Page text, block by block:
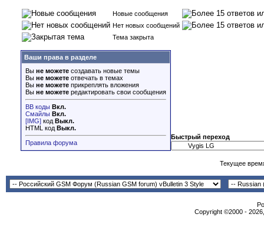
Новые сообщения
Нет новых сообщений
Тема закрыта
Ваши права в разделе
Вы не можете создавать новые темы
Вы не можете отвечать в темах
Вы не можете прикреплять вложения
Вы не можете редактировать свои сообщения
BB коды Вкл.
Смайлы Вкл.
[IMG] код Выкл.
HTML код Выкл.
Правила форума
Быстрый переход
Текущее
Copyright ©2000 -